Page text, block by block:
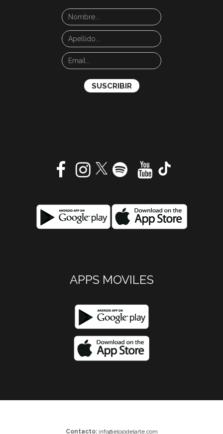
APPS MOVILES
Contacto: info@elojodelarte.com